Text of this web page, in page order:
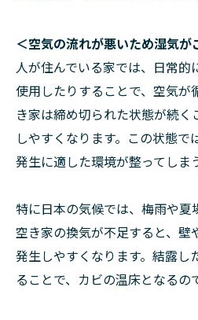
＜空気の流れが悪いため湿気が
人が住んでいる家では、日常的
使用したりすることで、空気が
き家は締め切られた状態が続
しやすくなります。この状態で
発生に適した環境が整ってしま
特に日本の気候では、梅雨や
空き家の換気が不足すると、壁
発生しやすくなります。結露し
ることで、カビの温床となるの